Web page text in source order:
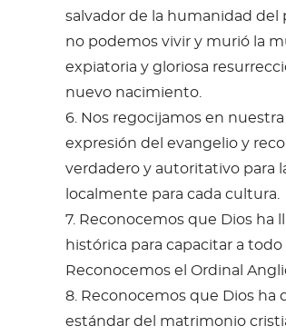
salvador de la humanidad del
no podemos vivir y murió la
expiatoria y gloriosa
nuevo nacimiento.
6. Nos regocijamos en
expresión del evangelio y
verdadero y autoritativo para
localmente para cada cultura.
7. Reconocemos que Dios ha
histórica para capacitar a
Reconocemos el Ordinal
8. Reconocemos que Dios
estándar del matrimonio